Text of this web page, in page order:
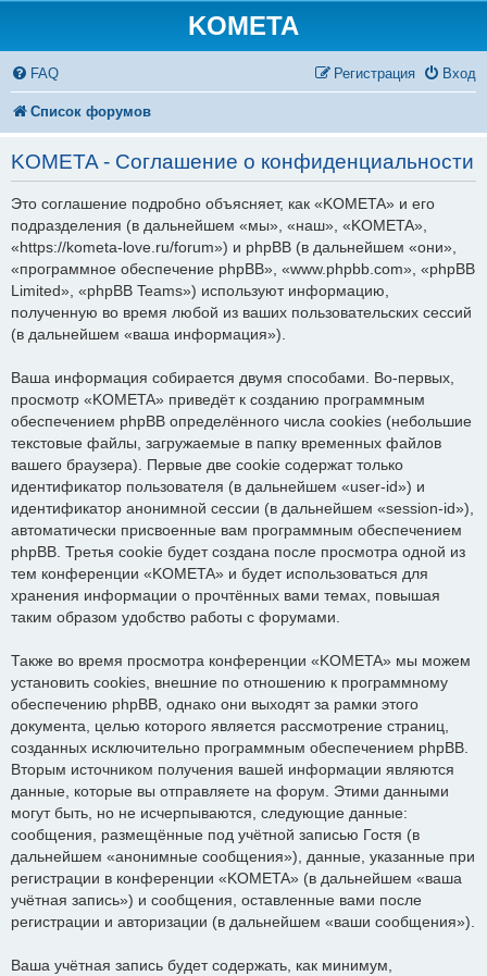
KOMETA
FAQ Вход
Регистрация
Список форумов
KOMETA - Соглашение о конфиденциальности
Это соглашение подробно объясняет, как «KOMETA» и его
подразделения (в дальнейшем «мы», «наш», «KOMETA»,
«https://kometa-love.ru/forum») и phpBB (в дальнейшем «они»,
«программное обеспечение phpBB», «www.phpbb.com», «phpBB
Limited», «phpBB Teams») используют информацию,
полученную во время любой из ваших пользовательских сессий
(в дальнейшем «ваша информация»).
Ваша информация собирается двумя способами. Во-первых,
просмотр «KOMETA» приведёт к созданию программным
обеспечением phpBB определённого числа cookies (небольшие
текстовые файлы, загружаемые в папку временных файлов
вашего браузера). Первые две cookie содержат только
идентификатор пользователя (в дальнейшем «user-id») и
идентификатор анонимной сессии (в дальнейшем «session-id»),
автоматически присвоенные вам программным обеспечением
phpBB. Третья cookie будет создана после просмотра одной из
тем конференции «KOMETA» и будет использоваться для
хранения информации о прочтённых вами темах, повышая
таким образом удобство работы с форумами.
Также во время просмотра конференции «KOMETA» мы можем
установить cookies, внешние по отношению к программному
обеспечению phpBB, однако они выходят за рамки этого
документа, целью которого является рассмотрение страниц,
созданных исключительно программным обеспечением phpBB.
Вторым источником получения вашей информации являются
данные, которые вы отправляете на форум. Этими данными
могут быть, но не исчерпываются, следующие данные:
сообщения, размещённые под учётной записью Гостя (в
дальнейшем «анонимные сообщения»), данные, указанные при
регистрации в конференции «KOMETA» (в дальнейшем «ваша
учётная запись») и сообщения, оставленные вами после
регистрации и авторизации (в дальнейшем «ваши сообщения»).
Ваша учётная запись будет содержать, как минимум,